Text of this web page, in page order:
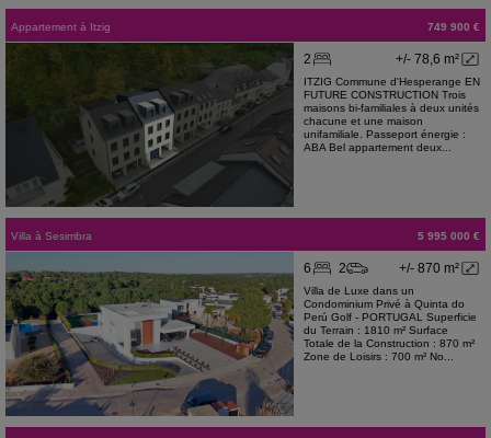
Appartement à Itzig 749 900 €
+/- 78,6 m²
2
ITZIG Commune d'Hesperange EN
FUTURE CONSTRUCTION Trois
maisons bi-familiales à deux unités
chacune et une maison
unifamiliale. Passeport énergie :
ABA Bel appartement deux...
Villa à Sesimbra 5 995 000 €
+/- 870 m²
6 2
Villa de Luxe dans un
Condominium Privé à Quinta do
Perú Golf - PORTUGAL Superficie
du Terrain : 1810 m² Surface
Totale de la Construction : 870 m²
Zone de Loisirs : 700 m² No...